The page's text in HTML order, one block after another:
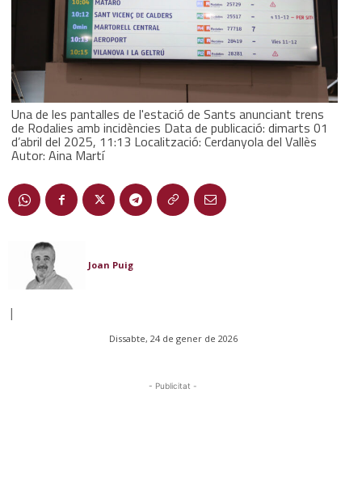
Una de les pantalles de l'estació de Sants anunciant trens
de Rodalies amb incidències Data de publicació: dimarts 01
d’abril del 2025, 11:13 Localització: Cerdanyola del Vallès
Autor: Aina Martí
Joan Puig
|
Dissabte, 24 de gener de 2026
- Publicitat -